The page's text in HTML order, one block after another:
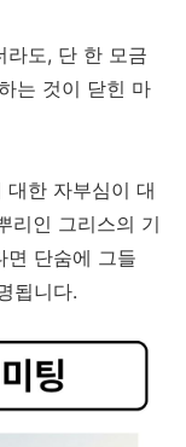
라도, 단 한 모금
는 것이 닫힌 마
대한 자부심이 대
리인 그리스의 기
면 단숨에 그들
됩니다.